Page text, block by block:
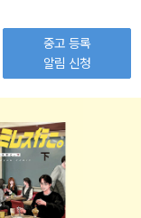
중고 등록
알림 신청